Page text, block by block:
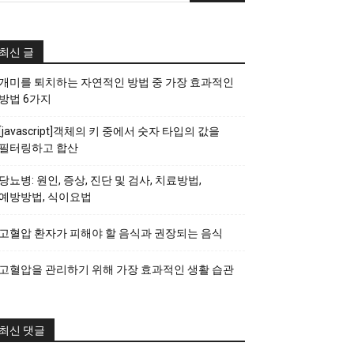
신 글
미를 퇴치하는 자연적인 방법 중 가장 효과적인
법 6가지
객체의 키 중에서 숫자 타입의 값을
터링하고 합산
뇨병: 원인, 증상, 진단 및 검사, 치료방법,
방방법, 식이요법
혈압 환자가 피해야 할 음식과 권장되는 음식
혈압을 관리하기 위해 가장 효과적인 생활 습관
신 댓글